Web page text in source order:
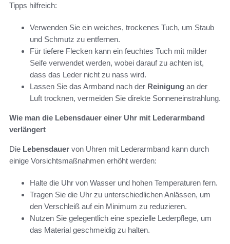
Tipps hilfreich:
Verwenden Sie ein weiches, trockenes Tuch, um Staub
und Schmutz zu entfernen.
Für tiefere Flecken kann ein feuchtes Tuch mit milder
Seife verwendet werden, wobei darauf zu achten ist,
dass das Leder nicht zu nass wird.
Lassen Sie das Armband nach der Reinigung an der
Luft trocknen, vermeiden Sie direkte Sonneneinstrahlung.
Wie man die Lebensdauer einer Uhr mit Lederarmband
verlängert
Die Lebensdauer von Uhren mit Lederarmband kann durch
einige Vorsichtsmaßnahmen erhöht werden:
Halte die Uhr von Wasser und hohen Temperaturen fern.
Tragen Sie die Uhr zu unterschiedlichen Anlässen, um
den Verschleiß auf ein Minimum zu reduzieren.
Nutzen Sie gelegentlich eine spezielle Lederpflege, um
das Material geschmeidig zu halten.